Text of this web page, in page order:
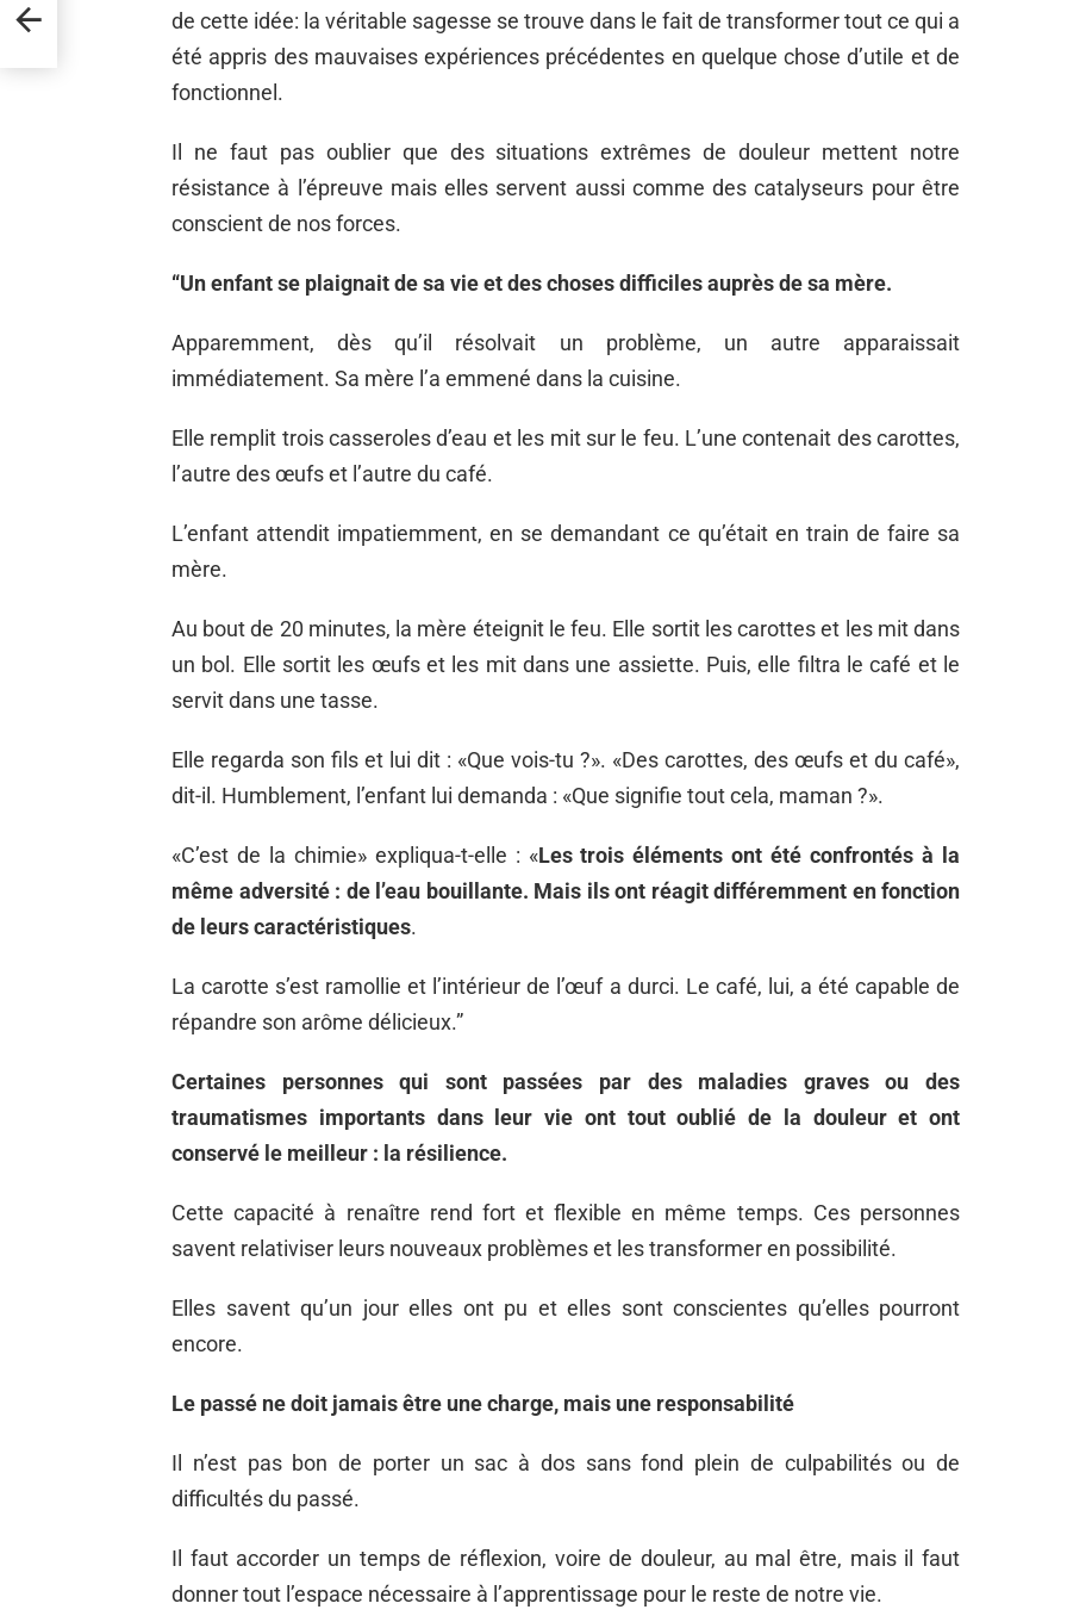
de cette idée: la véritable sagesse se trouve dans le fait de transformer tout ce qui a
été appris des mauvaises expériences précédentes en quelque chose d’utile et de
fonctionnel.
Il ne faut pas oublier que des situations extrêmes de douleur mettent notre
résistance à l’épreuve mais elles servent aussi comme des catalyseurs pour être
conscient de nos forces.
“Un enfant se plaignait de sa vie et des choses difficiles auprès de sa mère.
Apparemment, dès qu’il résolvait un problème, un autre apparaissait
immédiatement. Sa mère l’a emmené dans la cuisine.
Elle remplit trois casseroles d’eau et les mit sur le feu. L’une contenait des carottes,
l’autre des œufs et l’autre du café.
L’enfant attendit impatiemment, en se demandant ce qu’était en train de faire sa
mère.
Au bout de 20 minutes, la mère éteignit le feu. Elle sortit les carottes et les mit dans
un bol. Elle sortit les œufs et les mit dans une assiette. Puis, elle filtra le café et le
servit dans une tasse.
Elle regarda son fils et lui dit : «Que vois-tu ?». «Des carottes, des œufs et du café»,
dit-il. Humblement, l’enfant lui demanda : «Que signifie tout cela, maman ?».
«C’est de la chimie» expliqua-t-elle : «Les trois éléments ont été confrontés à la
même adversité : de l’eau bouillante. Mais ils ont réagit différemment en fonction
de leurs caractéristiques.
La carotte s’est ramollie et l’intérieur de l’œuf a durci. Le café, lui, a été capable de
répandre son arôme délicieux.”
Certaines personnes qui sont passées par des maladies graves ou des
traumatismes importants dans leur vie ont tout oublié de la douleur et ont
conservé le meilleur : la résilience.
Cette capacité à renaître rend fort et flexible en même temps. Ces personnes
savent relativiser leurs nouveaux problèmes et les transformer en possibilité.
Elles savent qu’un jour elles ont pu et elles sont conscientes qu’elles pourront
encore.
Le passé ne doit jamais être une charge, mais une responsabilité
Il n’est pas bon de porter un sac à dos sans fond plein de culpabilités ou de
difficultés du passé.
Il faut accorder un temps de réflexion, voire de douleur, au mal être, mais il faut
donner tout l’espace nécessaire à l’apprentissage pour le reste de notre vie.